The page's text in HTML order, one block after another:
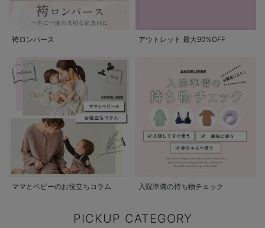
袴ロンパース アウトレット 最大90%OFF
ママとベビーのお役立ちコラム 入院準備の持ち物チェック
PICKUP CATEGORY